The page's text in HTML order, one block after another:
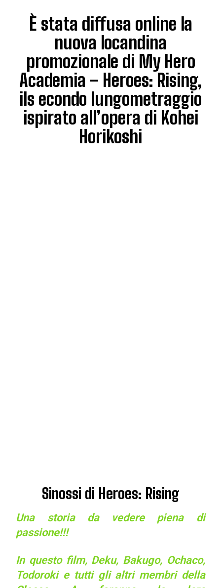
È stata diffusa online la
nuova locandina
promozionale di My Hero
Academia – Heroes: Rising,
ils econdo lungometraggio
ispirato all’opera di Kohei
Horikoshi
Sinossi di Heroes: Rising
Una storia da vedere piena di
passione!!!
In questo film, Deku, Bakugo, Ochaco,
Todoroki e tutti gli altri membri della